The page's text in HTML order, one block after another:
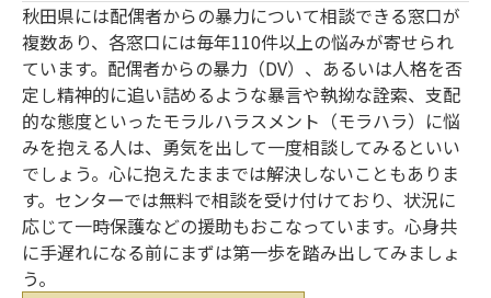
秋田県には配偶者からの暴力について相談できる窓口が
複数あり、各窓口には毎年110件以上の悩みが寄せられ
ています。配偶者からの暴力（DV）、あるいは人格を否
定し精神的に追い詰めるような暴言や執拗な詮索、支配
的な態度といったモラルハラスメント（モラハラ）に悩
みを抱える人は、勇気を出して一度相談してみるといい
でしょう。心に抱えたままでは解決しないこともありま
す。センターでは無料で相談を受け付けており、状況に
応じて一時保護などの援助もおこなっています。心身共
に手遅れになる前にまずは第一歩を踏み出してみましょ
う。